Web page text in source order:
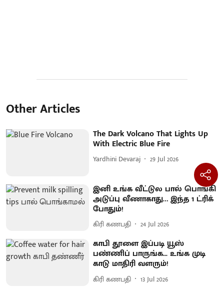
Other Articles
The Dark Volcano That Lights Up
With Electric Blue Fire
Yardhini Devaraj 29 Jul 2026
இனி உங்க வீட்டுல பால் பொங்கி
அடுப்பு வீணாகாது… இந்த 1 ட்ரிக்
போதும்!
கிரி கணபதி 24 Jul 2026
காபி தூளை இப்படி யூஸ்
பண்ணிப் பாருங்க... உங்க முடி
காடு மாதிரி வளரும்!
கிரி கணபதி 13 Jul 2026